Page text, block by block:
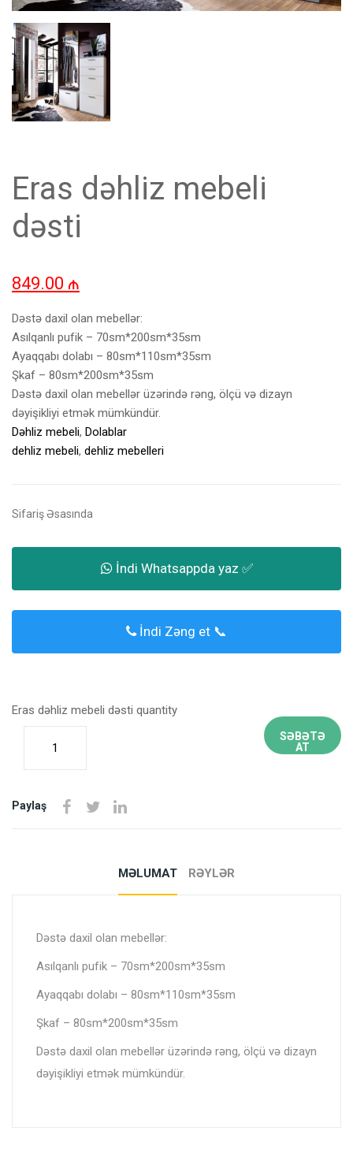
Eras dəhliz mebeli
dəsti
849.00 ₼
Dəstə daxil olan mebellər:
Asılqanlı pufik – 70sm*200sm*35sm
Ayaqqabı dolabı – 80sm*110sm*35sm
Şkaf – 80sm*200sm*35sm
Dəstə daxil olan mebellər üzərində rəng, ölçü və dizayn
dəyişikliyi etmək mümkündür.
Dəhliz mebeli, Dolablar
dehliz mebeli, dehliz mebelleri
Sifariş Əsasında
İndi Whatsappda yaz ✅
İndi Zəng et 📞
Eras dəhliz mebeli dəsti quantity
SƏBƏTƏ
AT
Paylaş
MƏLUMAT RƏYLƏR
Dəstə daxil olan mebellər:
Asılqanlı pufik – 70sm*200sm*35sm
Ayaqqabı dolabı – 80sm*110sm*35sm
Şkaf – 80sm*200sm*35sm
Dəstə daxil olan mebellər üzərində rəng, ölçü və dizayn
dəyişikliyi etmək mümkündür.